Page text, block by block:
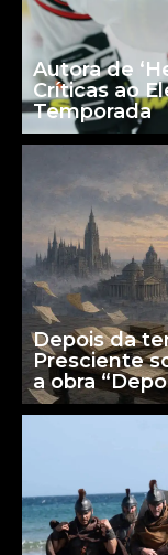
Autora de
Críticas ao
Temporada
Depois da
Presciente
a obra